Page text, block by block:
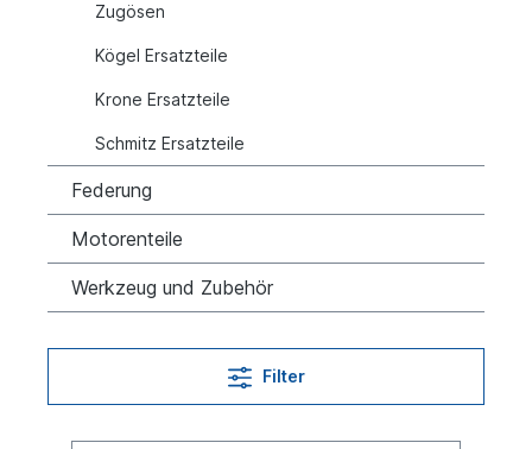
Zugösen
Kögel Ersatzteile
Krone Ersatzteile
Schmitz Ersatzteile
Federung
Motorenteile
Werkzeug und Zubehör
Filter